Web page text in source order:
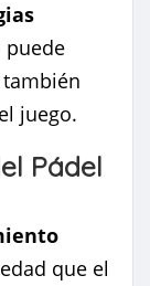
puede
juego.
Pádel
que el